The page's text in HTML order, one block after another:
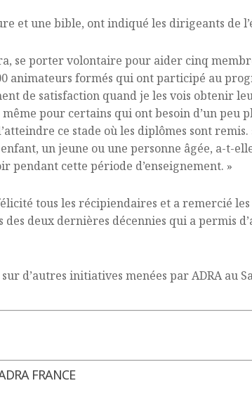
et une bible, ont indiqué les dirigeants de
se porter volontaire pour aider cinq
animateurs formés qui ont participé au
de satisfaction quand je les vois obtenir
pour certains qui ont besoin d’un peu
ce stade où les diplômes sont remis.
un jeune ou une personne âgée, a-t-
pendant cette période d’enseignement. »
tous les récipiendaires et a remercié les
deux dernières décennies qui a permis
d’autres initiatives menées par ADRA au
FRANCE